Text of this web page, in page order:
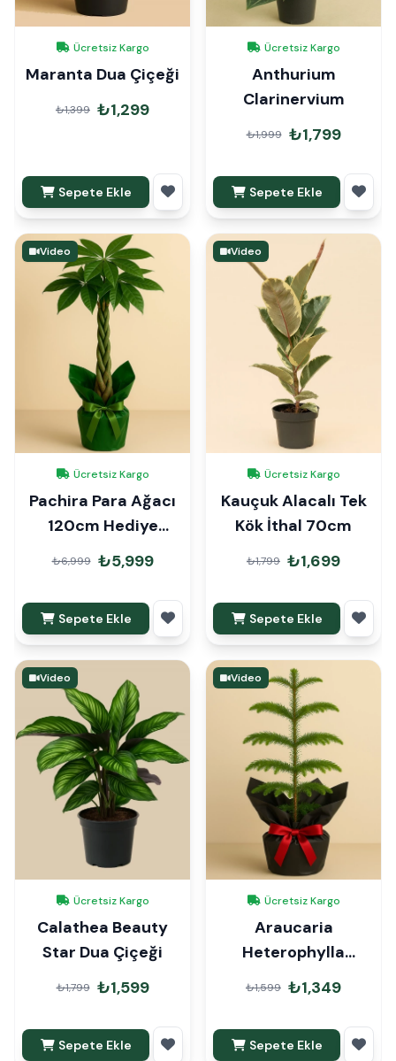
Ücretsiz Kargo
Maranta Dua Çiçeği
₺1,399 ₺1,299
Sepete Ekle
Ücretsiz Kargo
Anthurium
Clarinervium
₺1,999 ₺1,799
Sepete Ekle
Video
Ücretsiz Kargo
Pachira Para Ağacı
120cm Hediye
Paketli
₺6,999 ₺5,999
Sepete Ekle
Video
Ücretsiz Kargo
Kauçuk Alacalı Tek
Kök İthal 70cm
₺1,799 ₺1,699
Sepete Ekle
Video
Ücretsiz Kargo
Calathea Beauty
Star Dua Çiçeği
₺1,799 ₺1,599
Sepete Ekle
Video
Ücretsiz Kargo
Araucaria
Heterophylla
Arokarya Çam 45cm
Hediye Paketli
₺1,599 ₺1,349
Sepete Ekle